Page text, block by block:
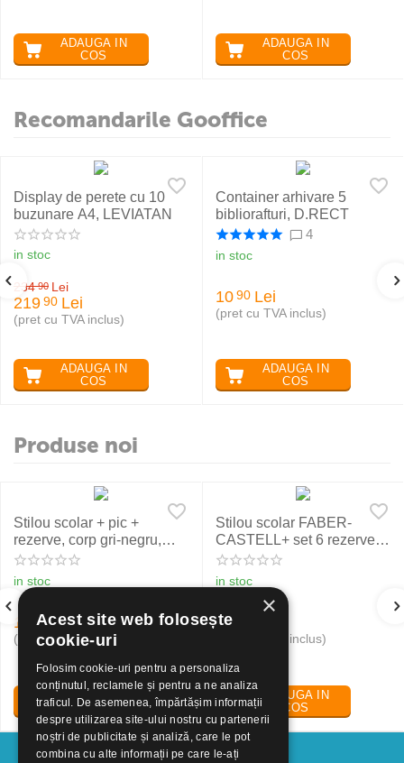
ADAUGA IN
COS
ADAUGA IN
COS
Recomandarile Gooffice
Display de perete cu 10
buzunare A4, LEVIATAN
in stoc
234 90 Lei
219 90 Lei
(pret cu TVA inclus)
ADAUGA IN
COS
Container arhivare 5
bibliorafturi, D.RECT
4
in stoc
10 90 Lei
(pret cu TVA inclus)
ADAUGA IN
COS
Produse noi
Stilou scolar + pic +
rezerve, corp gri-negru,
NXT Eberhard Faber
in stoc
19 30 Lei
(pret cu TVA inclus)
ADAUGA IN
COS
Stilou scolar FABER-
CASTELL+ set 6 rezerve,
rosu
in stoc
24
(pret cu TVA inclus)
ADAUGA IN
COS
×
Acest site web folosește
cookie-uri
Folosim cookie-uri pentru a personaliza
conținutul, reclamele și pentru a ne analiza
traficul. De asemenea, împărtășim informații
despre utilizarea site-ului nostru cu partenerii
noștri de publicitate și analiză, care le pot
combina cu alte informații pe care le-ați